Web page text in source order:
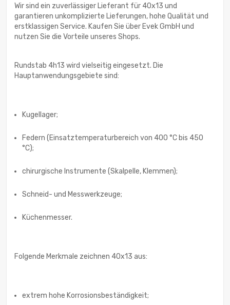
Wir sind ein zuverlässiger Lieferant für 40x13 und
garantieren unkomplizierte Lieferungen, hohe Qualität und
erstklassigen Service. Kaufen Sie über Evek GmbH und
nutzen Sie die Vorteile unseres Shops.
Rundstab 4h13 wird vielseitig eingesetzt. Die
Hauptanwendungsgebiete sind:
Kugellager;
Federn (Einsatztemperaturbereich von 400 °С bis 450
°С);
chirurgische Instrumente (Skalpelle, Klemmen);
Schneid- und Messwerkzeuge;
Küchenmesser.
Folgende Merkmale zeichnen 40x13 aus:
extrem hohe Korrosionsbeständigkeit;